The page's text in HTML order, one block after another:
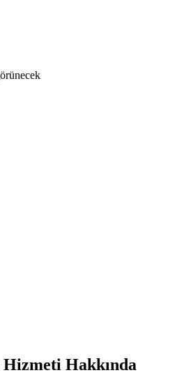
Hakkında